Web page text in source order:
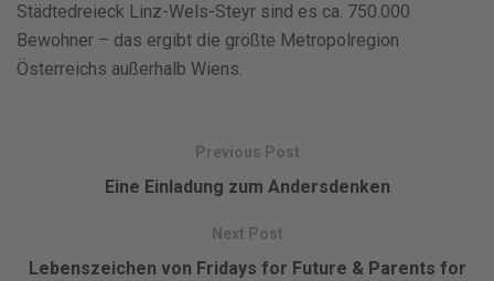
Städtedreieck Linz-Wels-Steyr sind es ca. 750.000
Bewohner – das ergibt die größte Metropolregion
Österreichs außerhalb Wiens.
Previous Post
Eine Einladung zum Andersdenken
Next Post
Lebenszeichen von Fridays for Future & Parents for